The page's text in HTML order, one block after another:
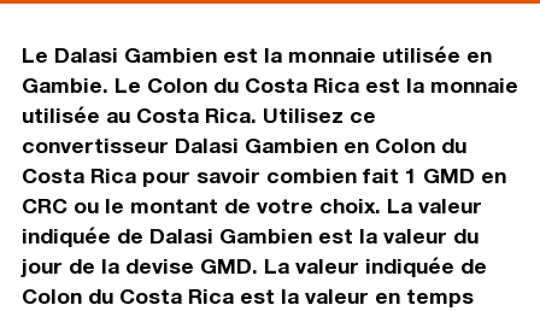
Le Dalasi Gambien est la monnaie utilisée en
Gambie. Le Colon du Costa Rica est la monnaie
utilisée au Costa Rica. Utilisez ce
convertisseur Dalasi Gambien en Colon du
Costa Rica pour savoir combien fait 1 GMD en
CRC ou le montant de votre choix. La valeur
indiquée de Dalasi Gambien est la valeur du
jour de la devise GMD. La valeur indiquée de
Colon du Costa Rica est la valeur en temps